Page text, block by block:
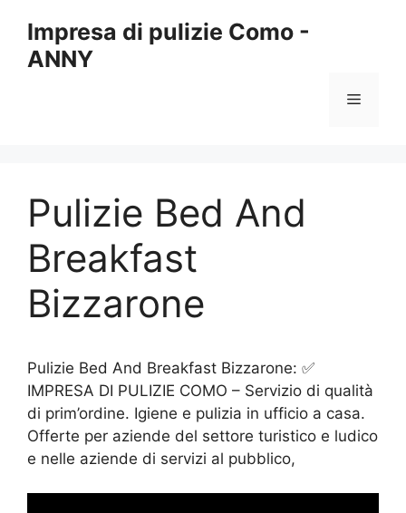
contenuto
Impresa di pulizie Como -
ANNY
Menu
Pulizie Bed And
Breakfast
Bizzarone
Pulizie Bed And Breakfast Bizzarone: ✅
IMPRESA DI PULIZIE COMO – Servizio di qualità
di prim’ordine. Igiene e pulizia in ufficio a casa.
Offerte per aziende del settore turistico e ludico
e nelle aziende di servizi al pubblico,